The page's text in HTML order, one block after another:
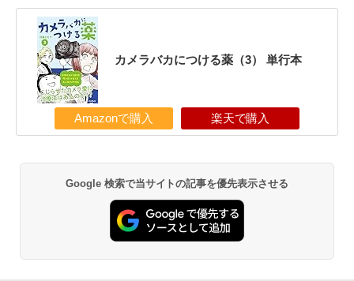
カメラバカにつける薬（3） 単行本
Amazonで購入 楽天で購入
Google 検索で当サイトの記事を優先表示させる